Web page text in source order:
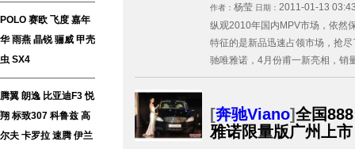
POLO 赛欧 飞度 嘉年
华 雨燕 晶锐 骊威 甲壳
虫 SX4
腾翼 朗逸 比亚迪F3 悦
翔 标致307 科鲁兹 高
尔夫 卡罗拉 速腾 伊兰
作者： 杨莹 日期： 2011-01-13
纵观2010年国内MPV市场，依然
特征的是新品迅速占领市场，抢
驰唯雅诺，4月份甫一新亮相，销
[奔驰Viano]全国
雅诺限量版广州上市